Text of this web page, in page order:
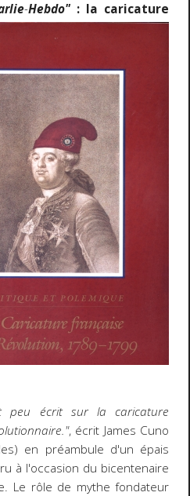
-Hebdo" : la caricature
peu écrit sur la caricature
, écrit James Cuno
en préambule d'un épais
à l'occasion du bicentenaire
Le rôle de mythe fondateur